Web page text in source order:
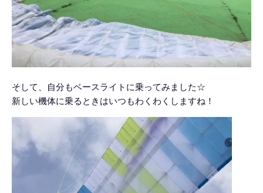
そして、自分もベースライトに乗ってみました☆
新しい機体に乗るときはいつもわくわくしますね！